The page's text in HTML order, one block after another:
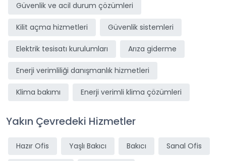
Güvenlik ve acil durum çözümleri
Kilit açma hizmetleri Güvenlik sistemleri
Elektrik tesisatı kurulumları Arıza giderme
Enerji verimliliği danışmanlık hizmetleri
Klima bakımı Enerji verimli klima çözümleri
Yakın Çevredeki Hizmetler
Hazır Ofis Yaşlı Bakıcı Bakıcı Sanal Ofis